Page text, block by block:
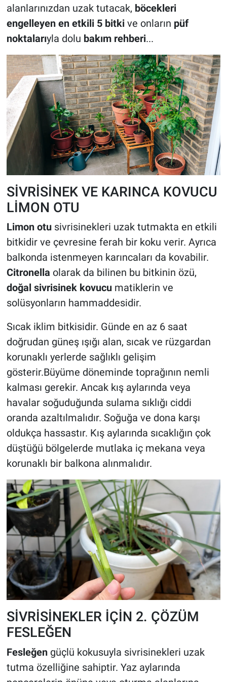
alanlarınızdan uzak tutacak, böcekleri
engelleyen en etkili 5 bitki ve onların püf
noktalarıyla dolu bakım rehberi...
SİVRİSİNEK VE KARINCA KOVUCU
LİMON OTU
Limon otusivrisinekleri uzak tutmakta en etkili
bitkidir ve çevresine ferah bir koku verir. Ayrıca
balkonda istenmeyen karıncaları da kovabilir.
Citronella olarak da bilinen bu bitkinin özü,
doğal sivrisinek kovucumatiklerin ve
solüsyonların hammaddesidir.
Sıcak iklim bitkisidir. Günde en az 6 saat
doğrudan güneş ışığı alan, sıcak ve rüzgardan
korunaklı yerlerde sağlıklı gelişim
gösterir.Büyüme döneminde toprağının nemli
kalması gerekir. Ancak kış aylarında veya
havalar soğuduğunda sulama sıklığı ciddi
oranda azaltılmalıdır. Soğuğa ve dona karşı
oldukça hassastır. Kış aylarında sıcaklığın çok
düştüğü bölgelerde mutlaka iç mekana veya
korunaklı bir balkona alınmalıdır.
SİVRİSİNEKLER İÇİN 2. ÇÖZÜM
FESLEĞEN
Fesleğengüçlü kokusuyla sivrisinekleri uzak
tutma özelliğine sahiptir. Yaz aylarında